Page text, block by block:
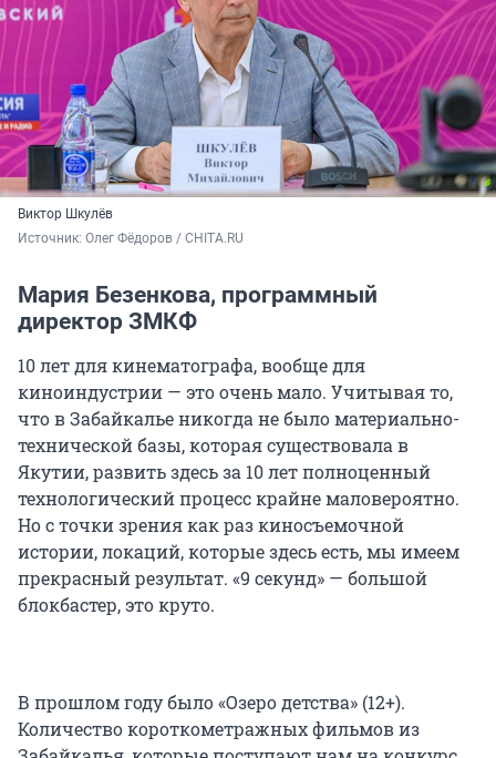
Виктор Шкулёв
Источник: Олег Фёдоров / CHITA.RU
Мария Безенкова, программный
директор ЗМКФ
10 лет для кинематографа, вообще для
киноиндустрии — это очень мало. Учитывая то,
что в Забайкалье никогда не было материально-
технической базы, которая существовала в
Якутии, развить здесь за 10 лет полноценный
технологический процесс крайне маловероятно.
Но с точки зрения как раз киносъемочной
истории, локаций, которые здесь есть, мы имеем
прекрасный результат. «9 секунд» — большой
блокбастер, это круто.
В прошлом году было «Озеро детства» (12+).
Количество короткометражных фильмов из